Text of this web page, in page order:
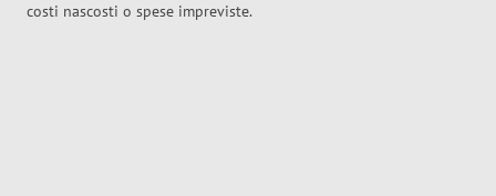
costi nascosti o spese impreviste.